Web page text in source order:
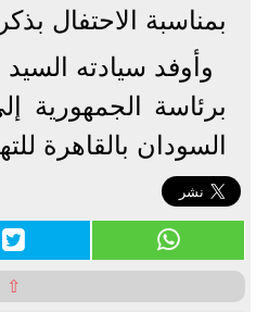
بمناسبة الاحتفال
وأوفد سيادته
برئاسة الجمهورية
السودان بالقاهرة
⇧